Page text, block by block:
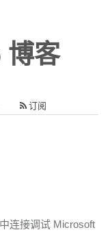
博客
订阅
连接调试 Microsoft